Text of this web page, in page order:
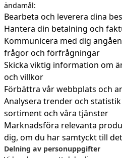
ändamål:
Bearbeta och leverera dina
Hantera din betalning och
Kommunicera med dig
frågor och förfrågningar
Skicka viktig information om
och villkor
Förbättra vår webbplats och
Analysera trender och
sortiment och våra tjänster
Marknadsföra relevanta
dig, om du har samtyckt till det
Delning av personuppgifter